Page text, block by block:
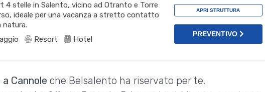
4 stelle in Salento, vicino ad Otranto e Torre
ideale per una vacanza a stretto contatto
natura.
Resort Hotel
APRI STRUTTURA
PREVENTIVO
Cannole che Belsalento ha riservato per te.